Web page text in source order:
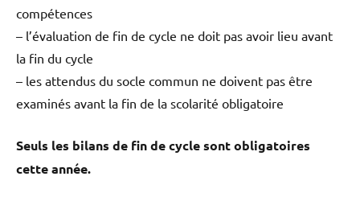
compétences
– l’évaluation de fin de cycle ne doit pas avoir lieu avant
la fin du cycle
– les attendus du socle commun ne doivent pas être
examinés avant la fin de la scolarité obligatoire
Seuls les bilans de fin de cycle sont obligatoires
cette année.